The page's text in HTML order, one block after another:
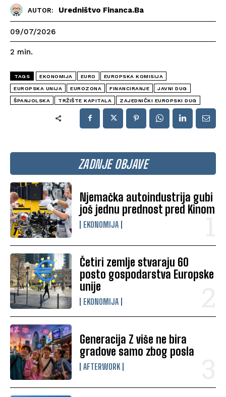
ZADNJE OBJAVE
Njemačka autoindustrija gubi
još jednu prednost pred Kinom
EKONOMIJA
Četiri zemlje stvaraju 60
posto gospodarstva Europske
unije
EKONOMIJA
Generacija Z više ne bira
gradove samo zbog posla
AFTERWORK
AUTOR: Uredništvo Financa.ba
09/07/2026
2 min.
TAGS EKONOMIJA EURO EUROPSKA KOMISIJA
EUROPSKA UNIJA EUROZONA FINANCIRANJE JAVNI DUG
ŠPANJOLSKA TRŽIŠTE KAPITALA ZAJEDNIČKI EUROPSKI DUG